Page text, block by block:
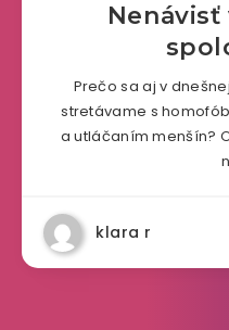
Prečo sa aj v
stretávame s
a utláčaním menšín?
klara r